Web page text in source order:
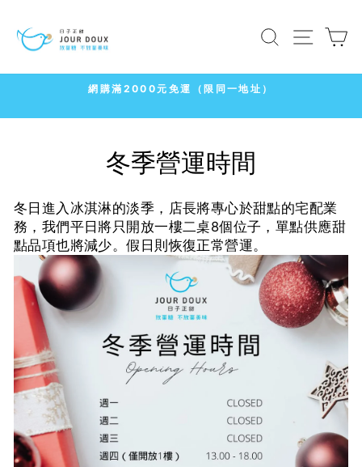
ス
検索 サイ
ド
ョ
ー
を
一
時
停
止
す
る
7-11
冬季營運時間
冬日進入冰淇淋的淡季，店長將專心於甜點的宅配業
務，我們平日將只開放一樓二桌8個位子，單點供應甜
點品項也將減少。假日則恢復正常營運。